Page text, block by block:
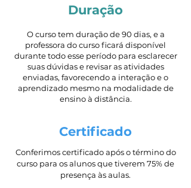
Duração
O curso tem duração de 90 dias, e a
professora do curso ficará disponível
durante todo esse período para esclarecer
suas dúvidas e revisar as atividades
enviadas, favorecendo a interação e o
aprendizado mesmo na modalidade de
ensino à distância.
Certificado
Conferimos certificado após o término do
curso para os alunos que tiverem 75% de
presença às aulas.